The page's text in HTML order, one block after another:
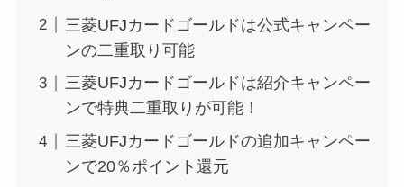
三菱UFJカードゴールドは公式キャンペー
ンの二重取り可能
三菱UFJカードゴールドは紹介キャンペー
ンで特典二重取りが可能！
三菱UFJカードゴールドの追加キャンペー
ンで20％ポイント還元